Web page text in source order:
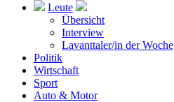
Leute
Übersicht
Interview
Lavanttaler/in der Woche
Politik
Wirtschaft
Sport
Auto & Motor